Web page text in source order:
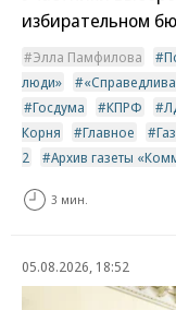
избирательном
Элла Памфилова
люди»
Госдума
КПРФ
Корня
Главное
2
Архив газеты
3 мин.
05.08.2026, 18:52